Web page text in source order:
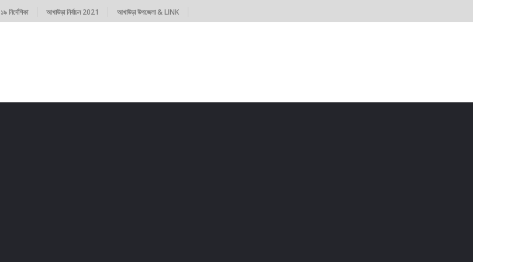
নির্দেশিকা আখাউড়া নির্বাচন 2021 আখাউড়া উপজেলা & LINK